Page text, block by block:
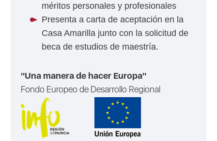
méritos personales y profesionales
Presenta a carta de aceptación en la
Casa Amarilla junto con la solicitud de
beca de estudios de maestría.
"Una manera de hacer Europa"
Fondo Europeo de Desarrollo Regional